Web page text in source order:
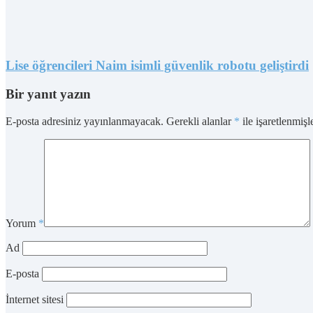
Lise öğrencileri Naim isimli güvenlik robotu geliştirdi
Bir yanıt yazın
E-posta adresiniz yayınlanmayacak. Gerekli alanlar * ile
Yorum *
Ad
E-posta
İnternet sitesi